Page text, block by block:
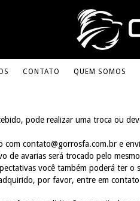
CONTATO QUEM SOMOS
pode realizar uma troca ou
com contato@gorrosfa.com.br e
de avarias será trocado pelo
você também poderá ter o
por favor, entre em